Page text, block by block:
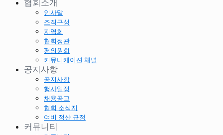
협회소개
인사말
조직구성
지역회
협회정관
평의원회
커뮤니케이션 채널
공지사항
공지사항
행사일정
채용공고
협회 소식지
여비 정산 규정
커뮤니티